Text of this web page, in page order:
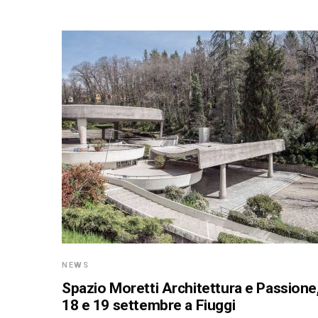
NEWS
Spazio Moretti Architettura e
18 e 19 settembre a Fiuggi